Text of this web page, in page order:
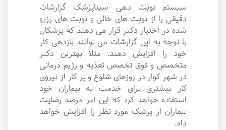
سیستم نوبت دهی سیناپزشک گزارشات
دقیقی را از نوبت های خالی و نوبت های رزرو
شده در اختیار دکتر قرار می دهند که پزشکان
با توجه به این گزارشات می توانند بازدهی کار
خود را افزایش دهند. مثلا بهترین دکتر
متخصص و فوق تخصص تغذیه و رژیم درمانی
در شهر کوار در روزهای شلوغ و پر کار از نیروی
کار بیشتری برای خدمت به بیماران خود
استفاده خواهد کرد که این امر درصد رضایت
بیماران از پزشک مورد نظر را افزایش خواهد
داد.